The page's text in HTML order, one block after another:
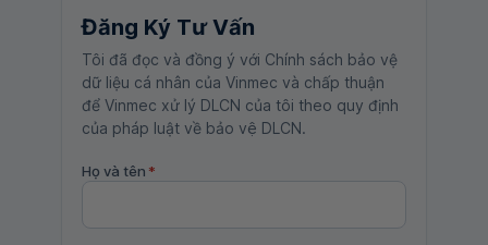
Đăng Ký Tư Vấn
Tôi đã đọc và đồng ý với Chính sách bảo vệ
dữ liệu cá nhân của Vinmec và chấp thuận
để Vinmec xử lý DLCN của tôi theo quy định
của pháp luật về bảo vệ DLCN.
Họ và tên *